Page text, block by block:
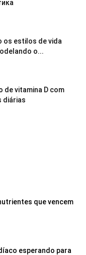
os estilos de vida
o...
de vitamina D com
diárias
que vencem
esperando para